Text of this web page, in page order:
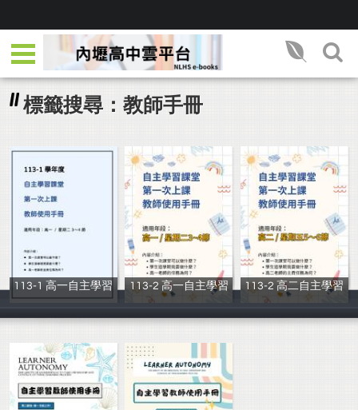
標籤搜尋：教師手冊
113-1 高一自主學習
_
圖書館讀者服務
113-2 高一自主學習
圖書館讀者服務
113-2 高二自主學習
圖書館讀者服務